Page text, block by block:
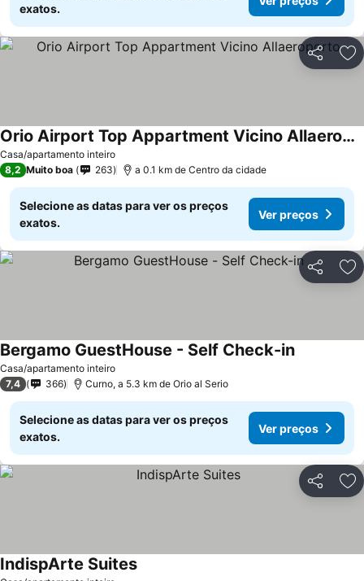
exatos.
Partilhar
Casa/apartamento inteiro
Orio Airport Top Appartment Vicino Allaeroporto
8,2 Muito boa 263 a 0.1 km de Centro da cidade
Selecione as datas para ver os preços
exatos.
Ver preços
Partilhar
Casa/apartamento inteiro
Bergamo GuestHouse - Self Check-in
7,4 366 Curno, a 5.3 km de Orio al Serio
Selecione as datas para ver os preços
exatos.
Ver preços
Partilhar
IndispArte Suites